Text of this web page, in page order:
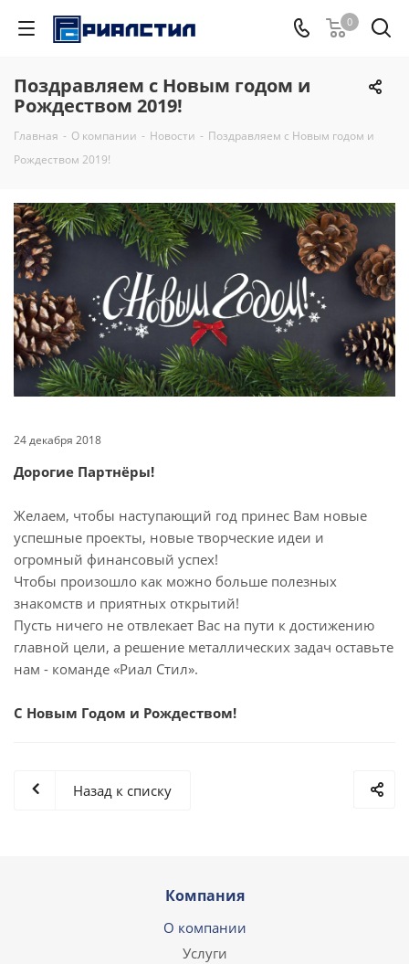
0
Поздравляем с Новым годом и
Рождеством 2019!
Главная - О компании - Новости - Поздравляем с Новым годом и
Рождеством 2019!
24 декабря 2018
Дорогие Партнёры!
Желаем, чтобы наступающий год принес Вам новые
успешные проекты, новые творческие идеи и
огромный финансовый успех!
Чтобы произошло как можно больше полезных
знакомств и приятных открытий!
Пусть ничего не отвлекает Вас на пути к достижению
главной цели, а решение металлических задач оставьте
нам - команде «Риал Стил».
С Новым Годом и Рождеством!
Назад к списку
Компания
О компании
Услуги